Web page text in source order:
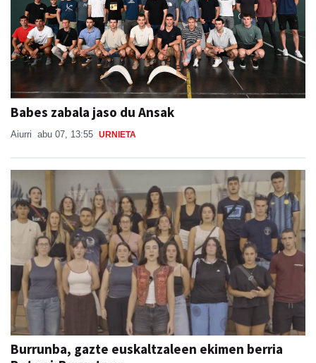
Babes zabala jaso du Ansak
Burrunba, gazte euskaltzaleen ekimen berria
Beterri-Buruntzan
Aiurri abu 07, 07:00 URNIETA